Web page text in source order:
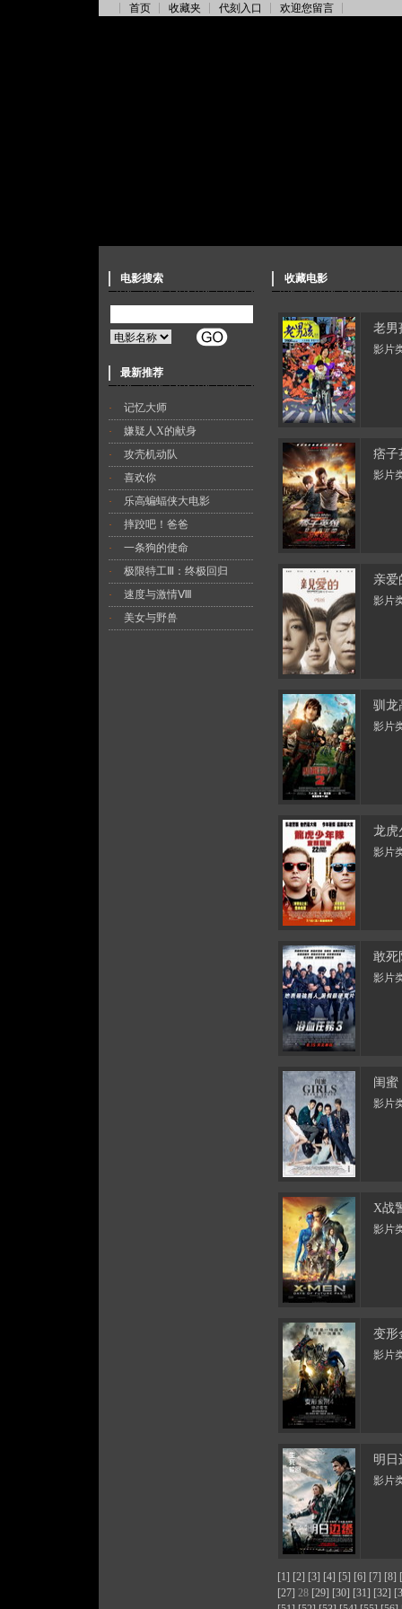
首页 收藏夹 代刻入口 欢迎您留言
电影搜索
最新推荐
·
记忆大师
·
嫌疑人X的献身
·
攻壳机动队
·
喜欢你
·
乐高蝙蝠侠大电影
·
摔跤吧！爸爸
·
一条狗的使命
·
极限特工Ⅲ：终极回归
·
速度与激情Ⅷ
·
美女与野兽
收藏电影
老男
影片
痞子
影片
亲爱
影片
驯龙
影片
龙虎
影片
敢死
影片
闺蜜
影片
X战
影片
变
影片
明日
影片
[1] [2] [3] [4] [5] [6] [7] [8]
[27] 28 [29] [30] [31] [32]